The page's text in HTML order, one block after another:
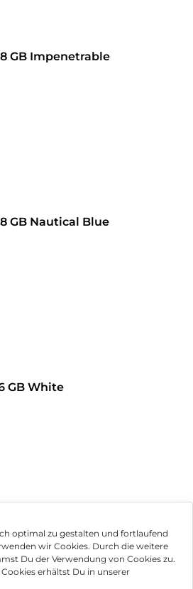
optimal zu gestalten und fortlaufend
wir Cookies. Durch die weitere
Du der Verwendung von Cookies zu.
erhältst Du in unserer
GB Impenetrable
GB Nautical Blue
GB White